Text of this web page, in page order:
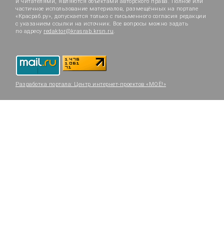
и читателями, являются объектами авторского права. Полное или
частичное использование материалов, размещённых на портале
«Красраб.ру», допускается только с письменного согласия редакции
с указанием ссылки на источник. Все вопросы можно задать
по адресу redaktor@krasrab.krsn.ru.
Разработка портала: Центр интернет-проектов «МОЁ!»